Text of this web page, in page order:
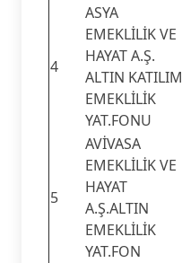
4
ASYA
EMEKLİLİK VE
HAYAT A.Ş.
ALTIN KATILIM
EMEKLİLİK
YAT.FONU
5
AVİVASA
EMEKLİLİK VE
HAYAT
A.Ş.ALTIN
EMEKLİLİK
YAT.FON